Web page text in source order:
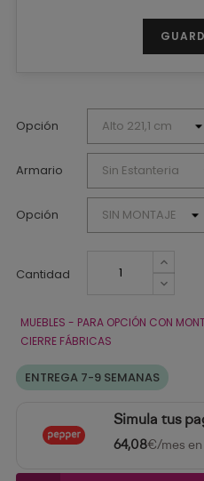
Opción
Armario
Opción
Cantidad
MUEBLES - PARA OPCIÓN CON
CIERRE FÁBRICAS
ENTREGA 7-9 SEMANAS
Simula tus
64,08€/mes en